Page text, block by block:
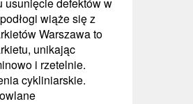
wiąże się z
Warszawa to
unikając
i rzetelnie.
cykliniarskie.